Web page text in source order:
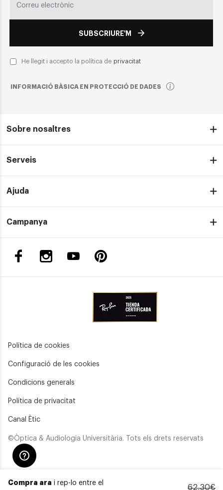
Compra ara i rep-lo entre el
62,30€
SUBSCRIURE'M
He llegit i accepto la política de privacitat
INFORMACIÓ BÀSICA EN PROTECCIÓ DE DADES
Sobre nosaltres
Serveis
Ajuda
Campanya
Política de cookies
Configuració de les cookies
Condicions generals
Política de privacitat
Canal Ètic
©Òptica & Audiologia Universitària. Tots els drets reservats